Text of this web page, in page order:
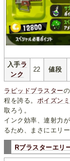
入手ラ
ンク
22 値段
ラピッドブラスター
程を誇る。 ポイズン
取ろう。
インク効率、連射力
るため、まさにエリ
Rブラスターエリ